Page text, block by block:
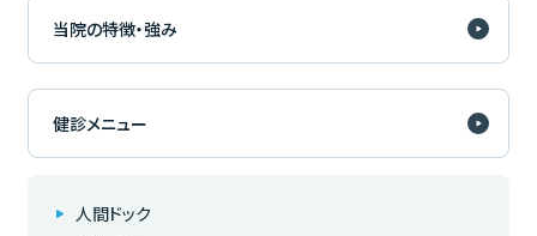
当院の特徴・強み
健診メニュー
人間ドック